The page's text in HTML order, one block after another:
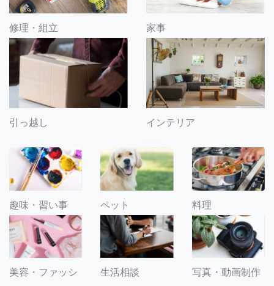
修理・組立 家事
引っ越し インテリア
趣味・習い事 ペット 料理
美容・ファッシ 生活相談 写真・動画制作